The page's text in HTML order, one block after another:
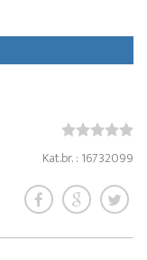
Kat.br. : 16732099